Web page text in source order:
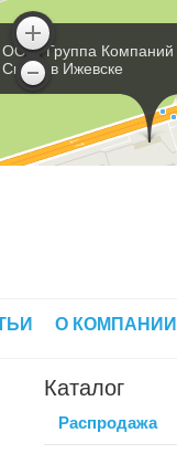
ООО 'Группа Компаний
Склад в Ижевске
О КОМПАНИИ
Каталог
Распродажа